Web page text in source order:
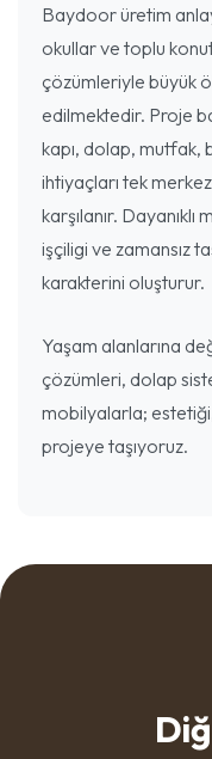
Baydoor üretim
okullar ve toplu
çözümleriyle büyük
edilmektedir. Proje
kapı, dolap, mutfak,
ihtiyaçları tek
karşılanır.
işçiligi ve zamansız
karakterini oluşturur.
Yaşam alanlarına
çözümleri, dolap
mobilyalarla;
projeye taşıyoruz.